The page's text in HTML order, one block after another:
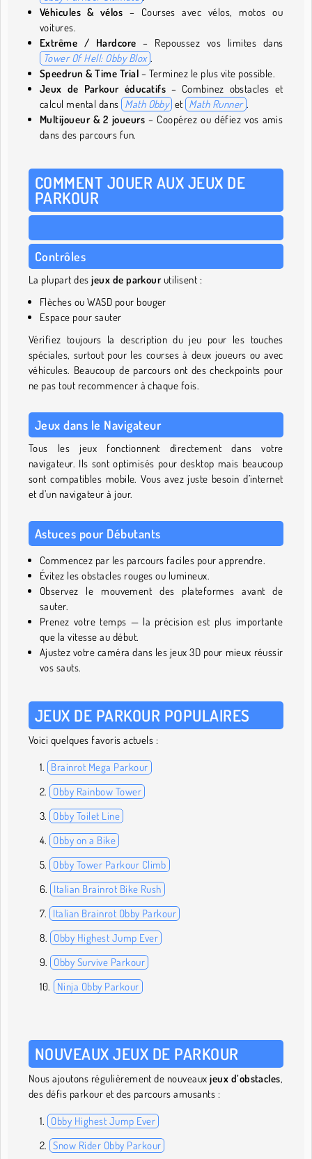
Véhicules & vélos – Courses avec vélos, motos ou
voitures.
Extrême / Hardcore – Repoussez vos limites dans
Tower Of Hell: Obby Blox .
Speedrun & Time Trial – Terminez le plus vite possible.
Jeux de Parkour éducatifs – Combinez obstacles et
calcul mental dans Math Obby et Math Runner .
Multijoueur & 2 joueurs – Coopérez ou défiez vos amis
dans des parcours fun.
COMMENT JOUER AUX JEUX DE
PARKOUR
Contrôles
La plupart desjeux de parkourutilisent :
Flèches ou WASD pour bouger
Espace pour sauter
Vérifiez toujours la description du jeu pour les touches
spéciales, surtout pour les courses à deux joueurs ou avec
véhicules. Beaucoup de parcours ont des checkpoints pour
ne pas tout recommencer à chaque fois.
Jeux dans le Navigateur
Tous les jeux fonctionnent directement dans votre
navigateur. Ils sont optimisés pour desktop mais beaucoup
sont compatibles mobile. Vous avez juste besoin d’internet
et d’un navigateur à jour.
Astuces pour Débutants
Commencez par les parcours faciles pour apprendre.
Évitez les obstacles rouges ou lumineux.
Observez le mouvement des plateformes avant de
sauter.
Prenez votre temps — la précision est plus importante
que la vitesse au début.
Ajustez votre caméra dans les jeux 3D pour mieux réussir
vos sauts.
JEUX DE PARKOUR POPULAIRES
Voici quelques favoris actuels :
Brainrot Mega Parkour
Obby Rainbow Tower
Obby Toilet Line
Obby on a Bike
Obby Tower Parkour Climb
Italian Brainrot Bike Rush
Italian Brainrot Obby Parkour
Obby Highest Jump Ever
Obby Survive Parkour
Ninja Obby Parkour
NOUVEAUX JEUX DE PARKOUR
Nous ajoutons régulièrement de nouveauxjeux d’obstacles,
des défis parkour et des parcours amusants :
Obby Highest Jump Ever
Snow Rider Obby Parkour